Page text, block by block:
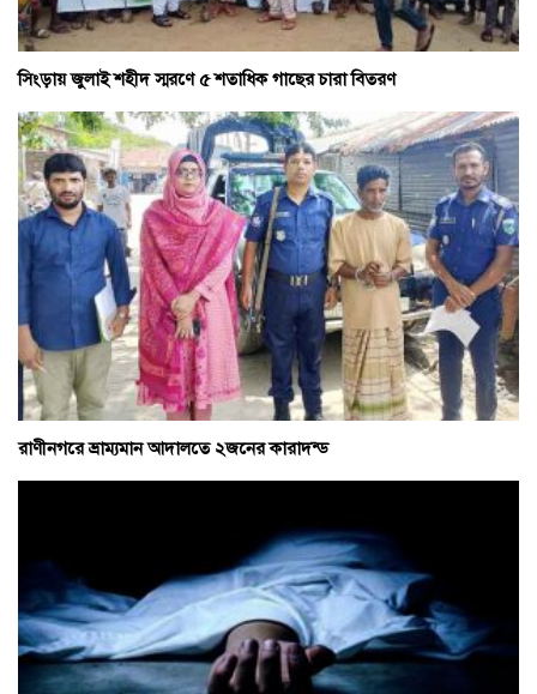
সিংড়ায় জুলাই শহীদ স্মরণে ৫ শতাধিক গাছের চারা বিতরণ
রাণীনগরে ভ্রাম্যমান আদালতে ২জনের কারাদন্ড